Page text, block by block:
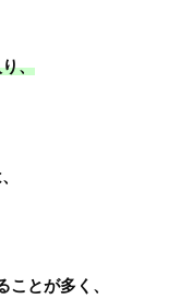
、
とが多く、